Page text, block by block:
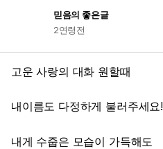
믿음의 좋은글
2연령전
고운 사랑의 대화 원할때
내이름도 다정하게 불러주세요!
내게 수줍은 모습이 가득해도